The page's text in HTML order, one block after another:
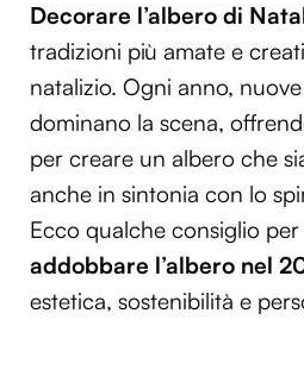
Decorare l’albero di
tradizioni più amate e
natalizio. Ogni anno,
dominano la scena,
per creare un albero che
anche in sintonia con lo
Ecco qualche consiglio per
addobbare l’albero nel
estetica, sostenibilità e